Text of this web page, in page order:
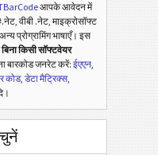
आपके आवेदन में
वीबी .नेट, माइक्रोसॉफ्ट
प्रोग्रामिंग भाषाएँ। इस
बिना किसी सॉफ्टवेयर
बारकोड जनरेट करें:ईएएन,
कोड, डेटा मैट्रिक्स,